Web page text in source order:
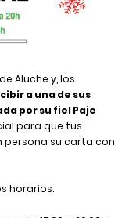
Aluche y, los
a una de sus
por su fiel Paje
para que tus
persona su carta con
horarios: